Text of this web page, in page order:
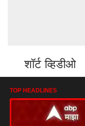
शॉर्ट व्हिडीओ
TOP HEADLINES